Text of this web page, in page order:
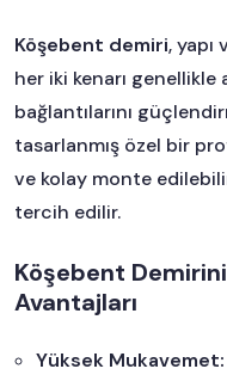
Köşebent demiri, yapı
her iki kenarı genellikle
bağlantılarını
tasarlanmış özel bir
ve kolay monte
tercih edilir.
Köşebent
Avantajları
Yüksek Mukavemet: